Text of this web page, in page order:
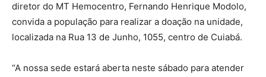
diretor do MT Hemocentro, Fernando Henrique Modolo,
convida a população para realizar a doação na unidade,
localizada na Rua 13 de Junho, 1055, centro de Cuiabá.
“A nossa sede estará aberta neste sábado para atender